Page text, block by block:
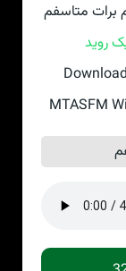
برات متاسفم
روید
MTASFM